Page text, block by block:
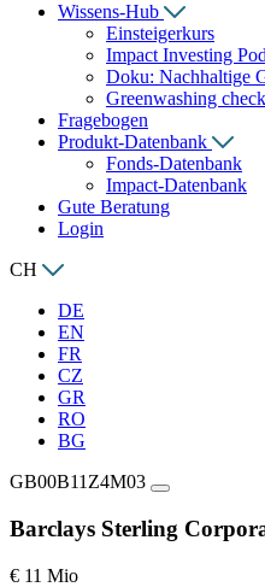
Wissens-Hub
Einsteigerkurs
Impact Investing
Doku: Nachhaltige
Greenwashing
Fragebogen
Produkt-Datenbank
Fonds-Datenbank
Impact-Datenbank
Gute Beratung
Login
CH
DE
EN
FR
CZ
GR
RO
BG
GB00B11Z4M03
Barclays Sterling
€ 11 Mio